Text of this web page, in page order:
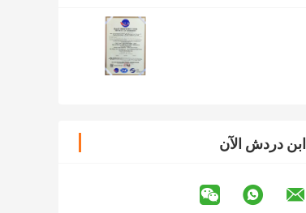
ابن دردش الآن